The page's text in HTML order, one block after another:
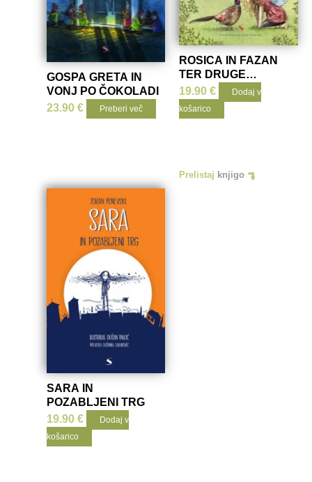
GOSPA GRETA IN
VONJ PO ČOKOLADI
23.90€ Preberi več
ROSICA IN FAZAN
TER DRUGE
PRIPOVEDKE
19.90 €
Dodaj v
košarico
Prelistaj knjigo
SARA IN
POZABLJENI TRG
19.90€
Dodaj v
košarico